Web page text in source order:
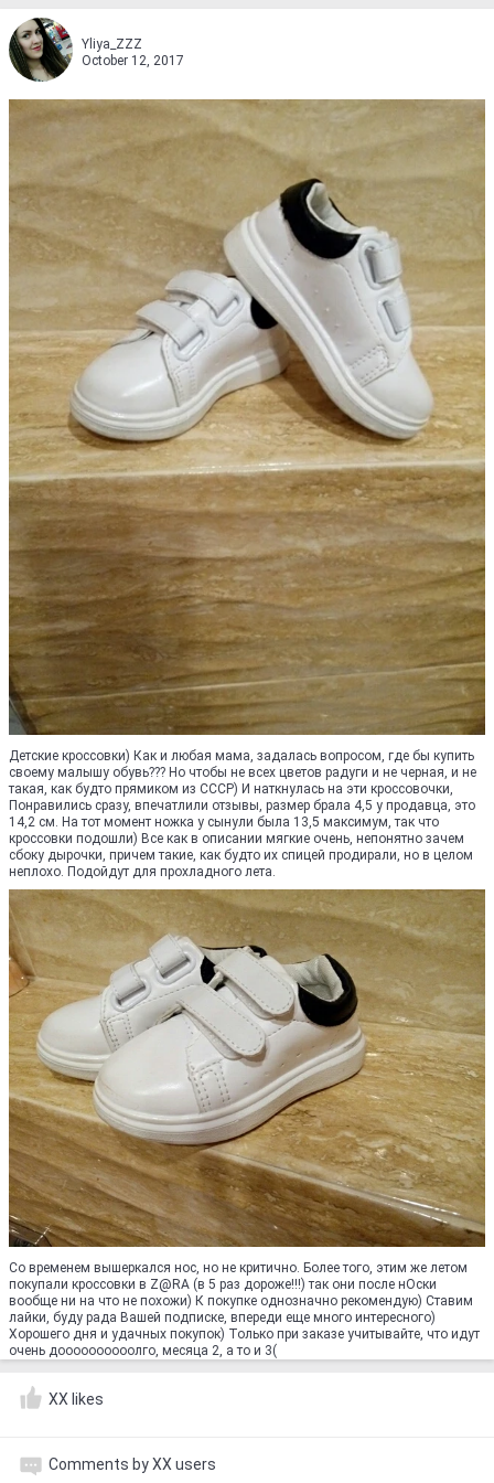
Yliya_ZZZ
October 12, 2017
Детские кроссовки) Как и любая мама, задалась вопросом, где бы купить
своему малышу обувь??? Но чтобы не всех цветов радуги и не черная, и не
такая, как будто прямиком из СССР) И наткнулась на эти кроссовочки,
Понравились сразу, впечатлили отзывы, размер брала 4,5 у продавца, это
14,2 см. На тот момент ножка у сынули была 13,5 максимум, так что
кроссовки подошли) Все как в описании мягкие очень, непонятно зачем
сбоку дырочки, причем такие, как будто их спицей продирали, но в целом
неплохо. Подойдут для прохладного лета.
Со временем вышеркался нос, но не критично. Более того, этим же летом
покупали кроссовки в Z@RA (в 5 раз дороже!!!) так они после нОски
вообще ни на что не похожи) К покупке однозначно рекомендую) Ставим
лайки, буду рада Вашей подписке, впереди еще много интересного)
Хорошего дня и удачных покупок) Только при заказе учитывайте, что идут
очень доооооооооолго, месяца 2, а то и 3(
XX likes
Comments by XX users